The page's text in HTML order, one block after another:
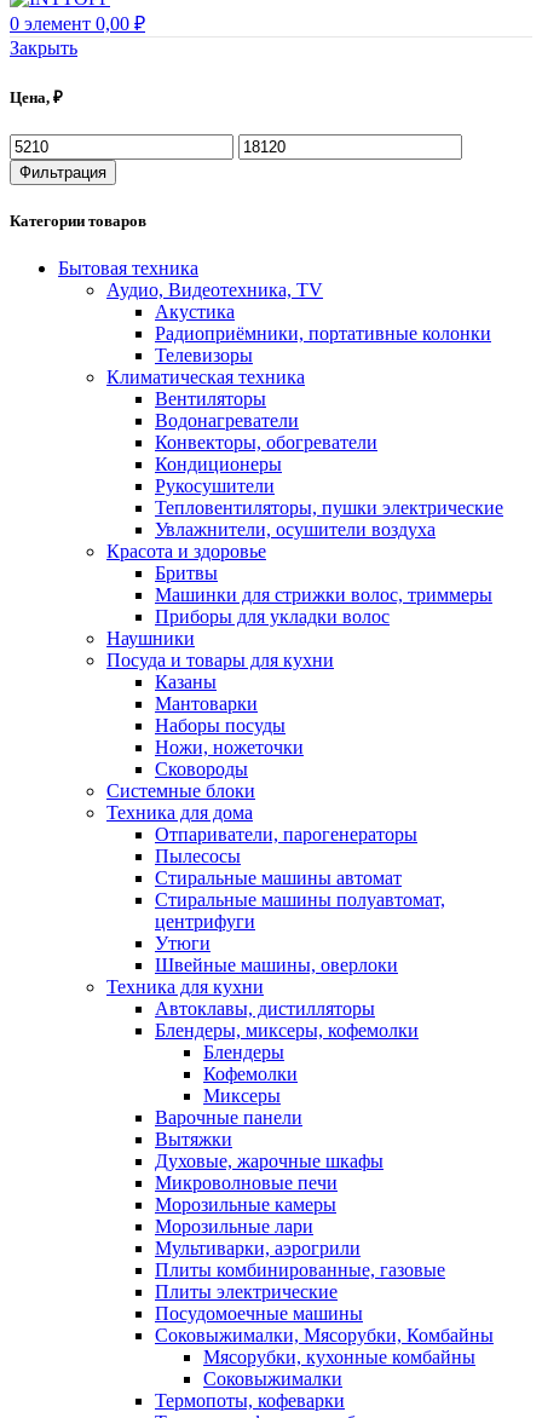
0 элемент 0,00 ₽
Закрыть
Цена, ₽
Минимальная
цена
Максимальная
цена
Фильтрация
Категории товаров
Бытовая техника
Аудио, Видеотехника, TV
Акустика
Радиоприёмники, портативные колонки
Телевизоры
Климатическая техника
Вентиляторы
Водонагреватели
Конвекторы, обогреватели
Кондиционеры
Рукосушители
Тепловентиляторы, пушки электрические
Увлажнители, осушители воздуха
Красота и здоровье
Бритвы
Машинки для стрижки волос, триммеры
Приборы для укладки волос
Наушники
Посуда и товары для кухни
Казаны
Мантоварки
Наборы посуды
Ножи, ножеточки
Сковороды
Системные блоки
Техника для дома
Отпариватели, парогенераторы
Пылесосы
Стиральные машины автомат
Стиральные машины полуавтомат,
центрифуги
Утюги
Швейные машины, оверлоки
Техника для кухни
Автоклавы, дистилляторы
Блендеры, миксеры, кофемолки
Блендеры
Кофемолки
Миксеры
Варочные панели
Вытяжки
Духовые, жарочные шкафы
Микроволновые печи
Морозильные камеры
Морозильные лари
Мультиварки, аэрогрили
Плиты комбинированные, газовые
Плиты электрические
Посудомоечные машины
Соковыжималки, Мясорубки, Комбайны
Мясорубки, кухонные комбайны
Соковыжималки
Термопоты, кофеварки